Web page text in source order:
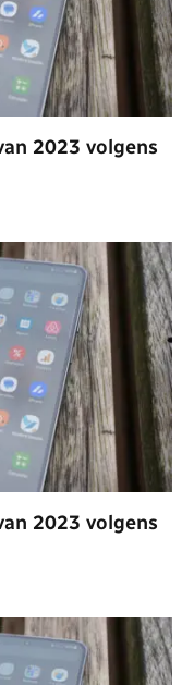
2023 volgens
2023 volgens